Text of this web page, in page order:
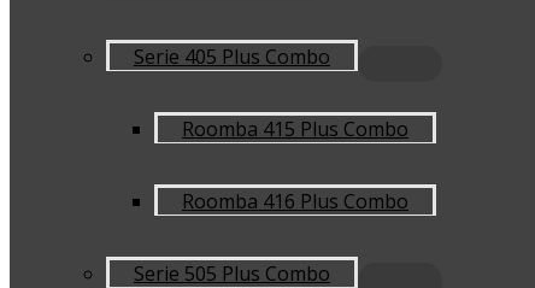
Serie 405 Plus Combo
Roomba 415 Plus Combo
Roomba 416 Plus Combo
Serie 505 Plus Combo